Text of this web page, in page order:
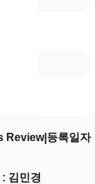
Review| 등록일자
김민경